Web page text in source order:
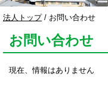
現
の
位
法人トップ/ お問い合わせ
お問い合わせ
現在、情報はありません